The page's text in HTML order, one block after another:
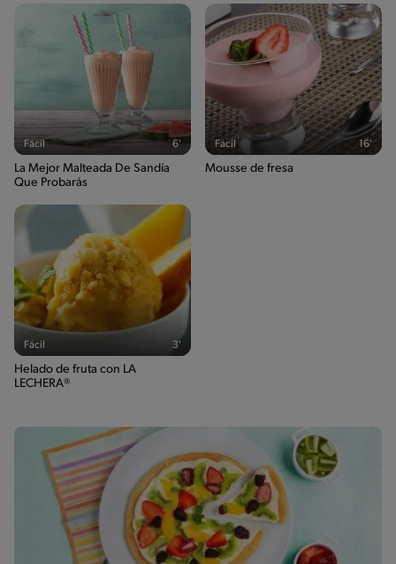
Fácil 6'
La Mejor Malteada De Sandía
Que Probarás
Fácil 16'
Mousse de fresa
Fácil 3'
Helado de fruta con LA
LECHERA®